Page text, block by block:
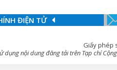
ĐIỆN TỬ
Giấy phép
dụng nội dung đăng tải trên Tạp chí